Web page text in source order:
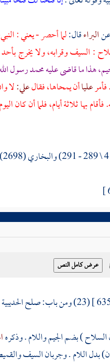
البراءقال:لما أحصر - يعني :
: السيف وقرابه، ولا يخرج
هذا ما قاضى عليه محمد رسول
فأمرعلياأن يمحاها، فقالعلي:لا
فأقام بها ثلاثة أيام، فلما أن كان
(23) ومن باب: صلح الحديبية
) بضم الجيم واللام . وذكره
بدل اللام . وجربان السيف